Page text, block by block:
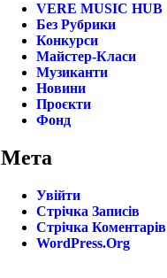
VERE MUSIC HUB
Без Рубрики
Конкурси
Майстер-Класи
Музиканти
Новини
Проєкти
Фонд
Мета
Увійти
Стрічка Записів
Стрічка Коментарів
WordPress.org